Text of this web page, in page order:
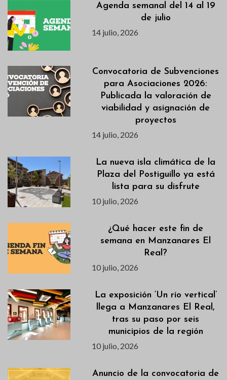
Agenda semanal del 14 al 19
de julio
14 julio, 2026
Convocatoria de Subvenciones
para Asociaciones 2026:
Publicada la valoración de
viabilidad y asignación de
proyectos
14 julio, 2026
La nueva isla climática de la
Plaza del Postiguillo ya está
lista para su disfrute
10 julio, 2026
¿Qué hacer este fin de
semana en Manzanares El
Real?
10 julio, 2026
La exposición ‘Un río vertical’
llega a Manzanares El Real,
tras su paso por seis
municipios de la región
10 julio, 2026
Anuncio de la convocatoria de